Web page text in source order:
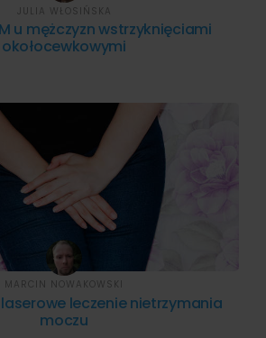
u mężczyzn wstrzyknięciami
okołocewkowymi
JULIA WŁOSIŃSKA
leczenie nietrzymania
moczu
MARCIN NOWAKOWSKI